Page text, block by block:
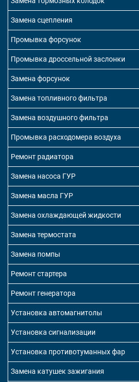
Замена сцепления
Промывка форсунок
Промывка дроссельной заслонки
Замена форсунок
Замена топливного фильтра
Замена воздушного фильтра
Промывка расходомера воздуха
Ремонт радиатора
Замена насоса ГУР
Замена масла ГУР
Замена охлаждающей жидкости
Замена термостата
Замена помпы
Ремонт стартера
Ремонт генератора
Установка автомагнитолы
Установка сигнализации
Установка противотуманных фар
Замена катушек зажигания